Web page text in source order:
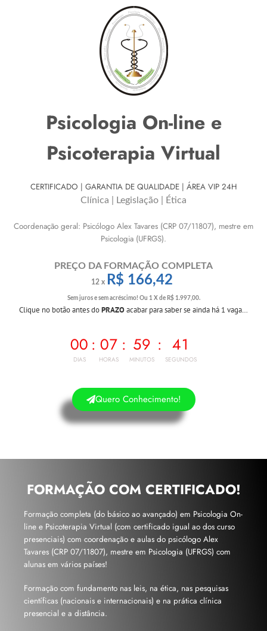
Psicologia On-line e
Psicoterapia Virtual
CERTIFICADO | GARANTIA DE QUALIDADE | ÁREA VIP 24H
Clínica | Legislação | Ética
Coordenação geral: Psicólogo Alex Tavares (CRP 07/11807), mestre em
Psicologia (UFRGS).
PREÇO DA FORMAÇÃO COMPLETA
12 x R$ 166,42
Sem juros e sem acréscimo! Ou 1 X de R$ 1.997,00.
Clique no botão antes doPRAZOacabar para saber se ainda há 1 vaga…
00
DIAS
: 07
HORAS
: 59
MINUTOS
: 40
SEGUNDOS
Quero Conhecimento!
FORMAÇÃO COM CERTIFICADO!
Formação completa (do básico ao avançado) em Psicologia On-
line e Psicoterapia Virtual (com certificado igual ao dos curso
presenciais) com coordenação e aulas do psicólogo Alex
Tavares (CRP 07/11807), mestre em Psicologia (UFRGS) com
alunas em vários países!
Formação com fundamento nas leis, na ética, nas pesquisas
científicas (nacionais e internacionais) e na prática clínica
presencial e a distância.